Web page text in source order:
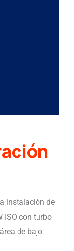
instalación de
ISO con turbo
de bajo